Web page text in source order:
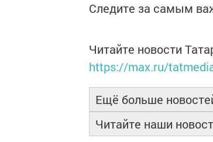
Следите за самым
Читайте новости
https://max.ru/
Ещё больше
Читайте наши